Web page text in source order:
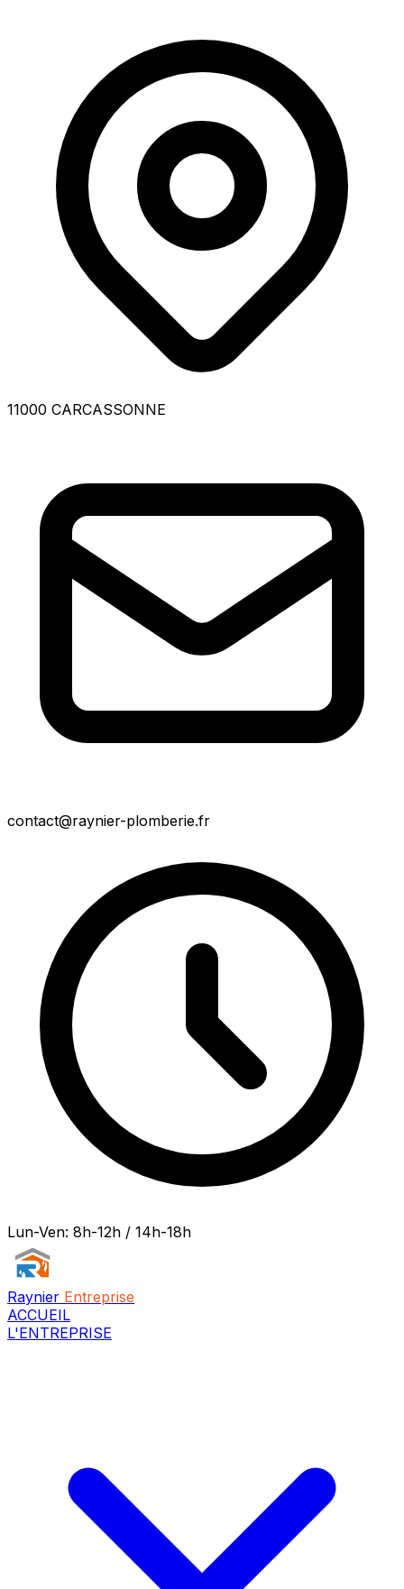
11000 CARCASSONNE
contact@raynier-plomberie.fr
Lun-Ven: 8h-12h / 14h-18h
Raynier Entreprise
ACCUEIL
L'ENTREPRISE